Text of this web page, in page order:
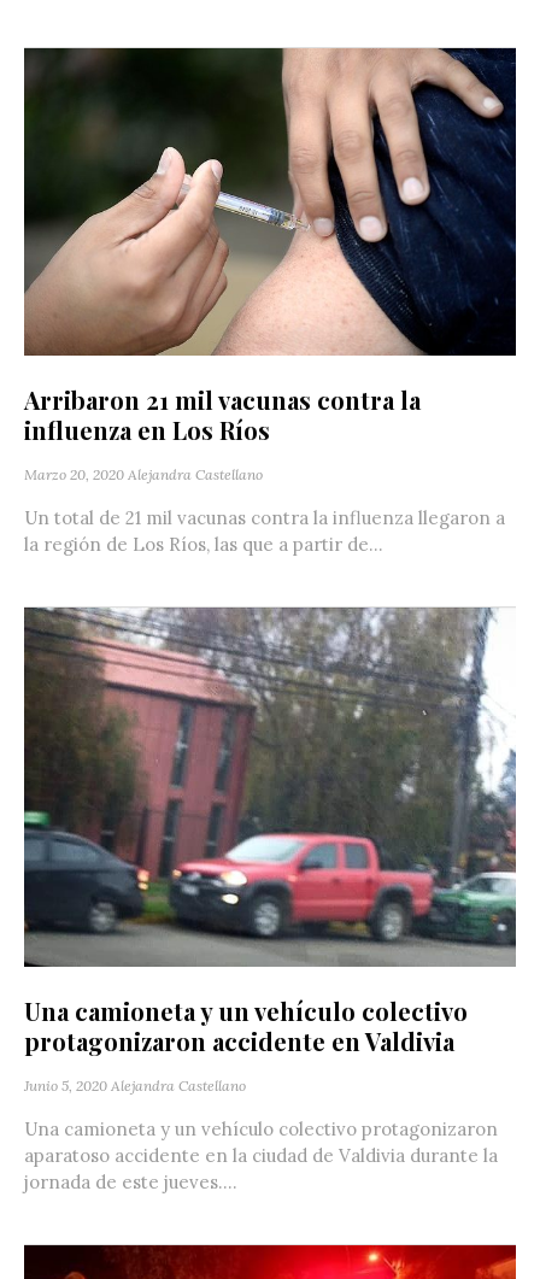
Arribaron 21 mil vacunas contra la
influenza en Los Ríos
Marzo 20, 2020 Alejandra Castellano
Un total de 21 mil vacunas contra la influenza llegaron a
la región de Los Ríos, las que a partir de...
Una camioneta y un vehículo colectivo
protagonizaron accidente en Valdivia
Junio 5, 2020 Alejandra Castellano
Una camioneta y un vehículo colectivo protagonizaron
aparatoso accidente en la ciudad de Valdivia durante la
jornada de este jueves....